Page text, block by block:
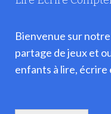
Bienvenue sur
partage de jeux et
enfants à lire, écrire